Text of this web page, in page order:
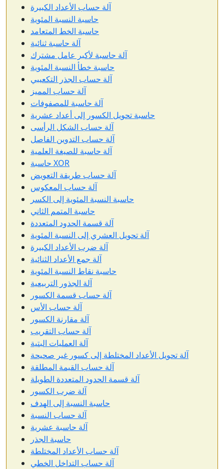
آلة حساب الأعداد الكبيرة
حاسبة النسبة المئوية
حاسبة الخط المتعامد
آلة حاسبة ثنائية
آلة حاسبة لأكبر عامل مشترك
حاسبة خطأ النسبة المئوية
آلة حساب الجذر التكعيبي
آلة حساب المميز
آلة حاسبة للمصفوفات
حاسبة تحويل الكسور إلى أعداد عشرية
آلة حساب الشكل الرأسى
آلة حساب التدوين الفاصل
آلة حاسبة للصيغة العلمية
حاسبة XOR
آلة حساب طريقة التعويض
آلة حساب المعكوس
حاسبة النسبة المئوية إلى الكسر
حاسبة المتمم الثاني
آلة قسمة الحدود المتعددة
آلة تحويل العشري إلى النسبة المئوية
آلة ضرب الأعداد الكبيرة
آلة جمع الأعداد الثنائية
حاسبة نقاط النسبة المئوية
آلة الجذور التربيعية
آلة حساب قسمة الكسور
آلة حساب الأس
آلة مقارنة الكسور
آلة حساب التقريب
آلة العمليات البتية
آلة تحويل الأعداد المختلطة إلى كسور غير صحيحة
آلة حساب القيمة المطلقة
آلة قسمة الحدود المتعددة الطويلة
آلة ضرب الكسور
حاسبة النسبة إلى الهدف
آلة حساب النسبة
آلة حاسبة عشرية
حاسبة الجذر
آلة حساب الأعداد المختلطة
آلة حساب التداخل الخطي